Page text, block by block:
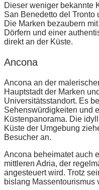
Dieser weniger bekannte
San Benedetto del Tronto
Die Marken bezaubern
Dörfern und einer
direkt an der Küste.
Ancona
Ancona an der
Hauptstadt der Marken
Universitätsstandort. Es
Sehenswürdigkeiten und
Küstenpanorama. Die
Küste der Umgebung
Besucher an.
Ancona beheimatet auch
mittleren Adria, der
angesteuert wird. Trotz
bislang Massentourismus